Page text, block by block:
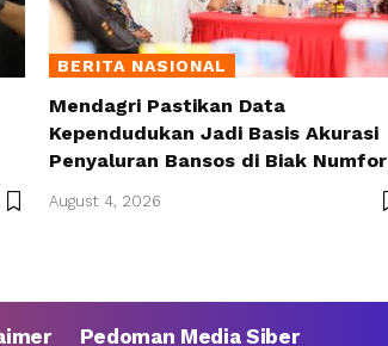
BERITA NASIONAL
Mendagri Pastikan Data
Kependudukan Jadi Basis Akurasi
Penyaluran Bansos di Biak Numfor
August 4, 2026
Pedoman Media Siber